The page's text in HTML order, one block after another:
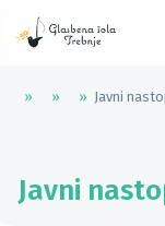
» » » Javni
Javni